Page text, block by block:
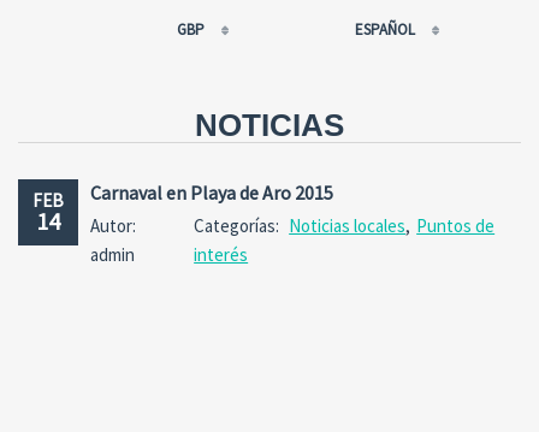
GBP
RUB
CNY
ESPAÑOL
ESPAÑOL
CATALÀ
NOTICIAS
FEB
14
Carnaval en Playa dе Aro 2015
Autor:
admin
Categorías: Noticias locales, Puntos de
interés